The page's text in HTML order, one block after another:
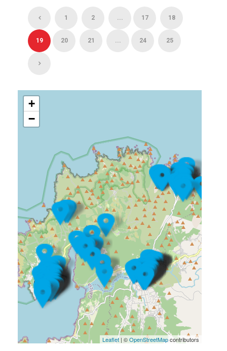
1 2 ... 17 18
19 20 21 ... 24 25
+
−
Leaflet| ©OpenStreetMapcontributors